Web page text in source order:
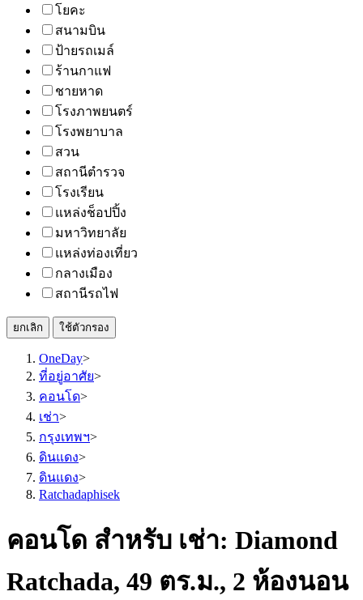
โยคะ
สนามบิน
ป้ายรถเมล์
ร้านกาแฟ
ชายหาด
โรงภาพยนตร์
โรงพยาบาล
สวน
สถานีตำรวจ
โรงเรียน
แหล่งช็อปปิ้ง
มหาวิทยาลัย
แหล่งท่องเที่ยว
กลางเมือง
สถานีรถไฟ
ยกเลิก ใช้ตัวกรอง
OneDay>
ที่อยู่อาศัย>
คอนโด>
เช่า>
กรุงเทพฯ>
ดินแดง>
ดินแดง>
Ratchadaphisek
คอนโด สำหรับ เช่า: Diamond
Ratchada, 49 ตร.ม., 2 ห้องนอน